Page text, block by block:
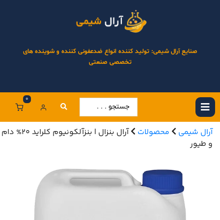
صنایع آرال شیمی: تولید کننده انواع ضدعفونی کننده و شوینده های
تخصصی صنعتی
0
آرال شیمی محصولات
آرال بنزال | بنزآلکونیوم کلراید 20% دام
و طیور